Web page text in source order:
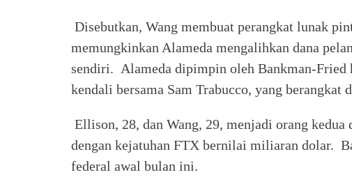
Disebutkan, Wang membuat perangkat lunak
memungkinkan Alameda mengalihkan dana
sendiri. Alameda dipimpin oleh Bankman-Fried
kendali bersama Sam Trabucco, yang berangkat
Ellison, 28, dan Wang, 29, menjadi orang kedua
dengan kejatuhan FTX bernilai miliaran dolar.
federal awal bulan ini.